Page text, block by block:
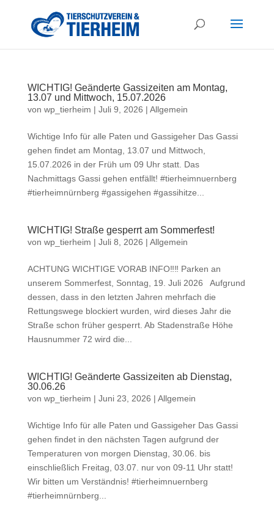
WICHTIG! Geänderte Gassizeiten am Montag,
13.07 und Mittwoch, 15.07.2026
von wp_tierheim | Juli 9, 2026 | Allgemein
Wichtige Info für alle Paten und Gassigeher Das Gassi
gehen findet am Montag, 13.07 und Mittwoch,
15.07.2026 in der Früh um 09 Uhr statt. Das
Nachmittags Gassi gehen entfällt! #tierheimnuernberg
#tierheimnürnberg #gassigehen #gassihitze...
WICHTIG! Straße gesperrt am Sommerfest!
von wp_tierheim | Juli 8, 2026 | Allgemein
ACHTUNG WICHTIGE VORAB INFO‼‼ Parken an
unserem Sommerfest, Sonntag, 19. Juli 2026 Aufgrund
dessen, dass in den letzten Jahren mehrfach die
Rettungswege blockiert wurden, wird dieses Jahr die
Straße schon früher gesperrt. Ab Stadenstraße Höhe
Hausnummer 72 wird die...
WICHTIG! Geänderte Gassizeiten ab Dienstag,
30.06.26
von wp_tierheim | Juni 23, 2026 | Allgemein
Wichtige Info für alle Paten und Gassigeher Das Gassi
gehen findet in den nächsten Tagen aufgrund der
Temperaturen von morgen Dienstag, 30.06. bis
einschließlich Freitag, 03.07. nur von 09-11 Uhr statt!
Wir bitten um Verständnis! #tierheimnuernberg
#tierheimnürnberg...